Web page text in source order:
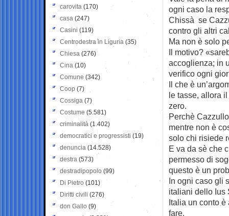
ogni caso la
Chissà se
contro gli altri
Ma non è solo
Il motivo?
accoglienza; in
verifico ogni
Il che è
le tasse, allora
zero.
Perchè
mentre non è
solo chi risiede
E va da sè che
permesso di
questo è un
In ogni caso gli
italiani dello Ius
Italia un conto
fare.
carovita (170)
casa (247)
Casini (119)
Centrodestra in Liguria (35)
Chiesa (276)
Cina (10)
Comune (342)
Coop (7)
Cossiga (7)
Costume (5.581)
criminalità (1.402)
democratici e progressisti (19)
denuncia (14.528)
destra (573)
destradipopolo (99)
Di Pietro (101)
Diritti civili (276)
don Gallo (9)